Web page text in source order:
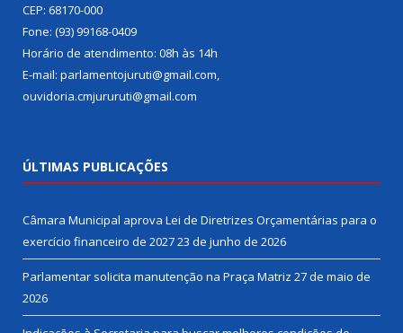
CEP: 68170-000
Fone: (93) 99168-0409
Horário de atendimento: 08h às 14h
E-mail: parlamentojuruti@gmail.com,
ouvidoria.cmjururuti@gmail.com
ÚLTIMAS PUBLICAÇÕES
Câmara Municipal aprova Lei de Diretrizes Orçamentárias para o
exercício financeiro de 202723 de junho de 2026
Parlamentar solicita manutenção na Praça Matriz 27 de maio de
2026